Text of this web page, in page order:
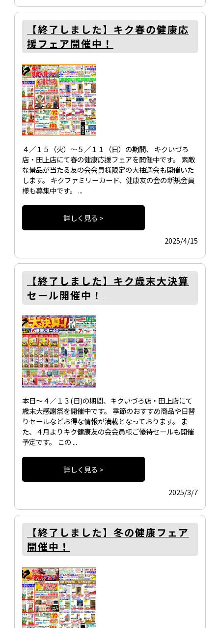
【終了しました】キク春の健康応
援フェア開催中！
４／１５（火）～５／１１（日）の期間、 キクいづろ
店・田上店にて春の健康応援フェアを開催中です。 素敵
な景品が当たる友の会会員様限定の大抽選会も開催いた
します。 キクファミリーカード、健康友の会の新規会員
様も募集中です。 ...
詳しく見る >
2025/4/15
【終了しました】キク歳末大決算
セール開催中！
本日～４／１３(日)の期間、キクいづろ店・田上店にて
歳末大感謝祭を開催中です。 季節のおすすめ商品や日替
りセールなどお得な情報が満載となっております。 ま
た、４月よりキク健康友の会会員様ご優待セールも開催
予定です。 この ...
詳しく見る >
2025/3/7
【終了しました】冬の健康フェア
開催中！